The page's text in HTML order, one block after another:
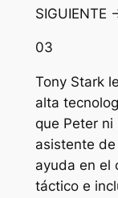
SIGUIENTE
03
Tony Stark
alta
que Peter ni
asistente
ayuda en el
táctico e